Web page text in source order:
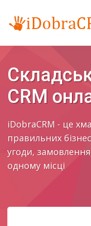
CRM
iDobraCRM - це
правильних
угоди,
одному місці